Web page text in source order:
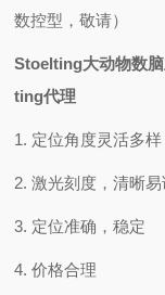
数控型，敬请）
Stoelting大动物数
ting代理
1. 定位角度灵活多样
2. 激光刻度，清晰易
3. 定位准确，稳定
4. 价格合理